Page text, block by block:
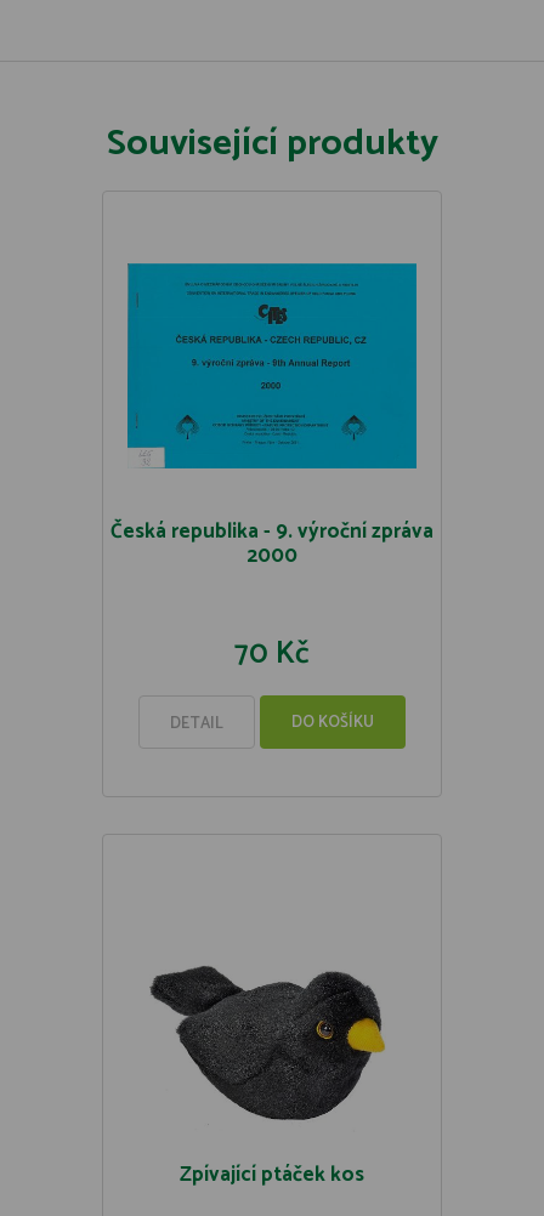
Související produkty
Česká republika - 9. výroční zpráva
2000
70 Kč
DETAIL DO KOŠÍKU
Zpívající ptáček kos